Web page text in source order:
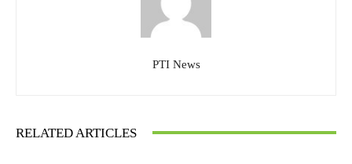
PTI News
RELATED ARTICLES